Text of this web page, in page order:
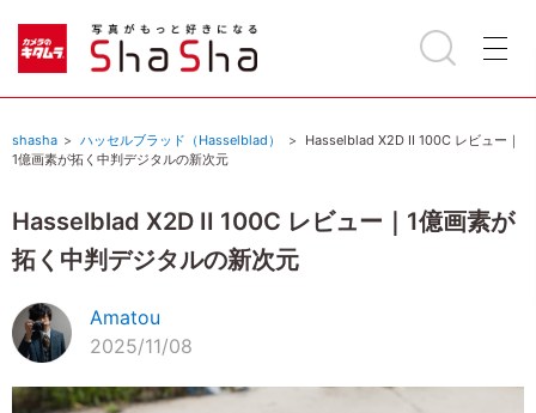
shasha ハッセルブラッド（Hasselblad）
Hasselblad X2D II 100C レビュー｜
1億画素が拓く中判デジタルの新次元
Hasselblad X2D II 100C レビュー｜1億画素が
拓く中判デジタルの新次元
Amatou
2025/11/08